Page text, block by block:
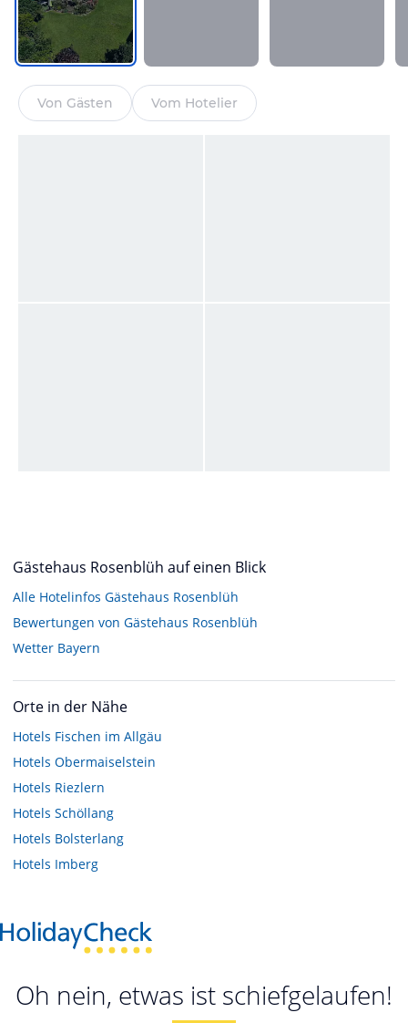
Von Gästen Vom Hotelier
Gästehaus Rosenblüh auf einen Blick
Alle Hotelinfos Gästehaus Rosenblüh
Bewertungen von Gästehaus Rosenblüh
Wetter Bayern
Orte in der Nähe
Hotels Fischen im Allgäu
Hotels Obermaiselstein
Hotels Riezlern
Hotels Schöllang
Hotels Bolsterlang
Hotels Imberg
Oh nein, etwas ist schiefgelaufen!